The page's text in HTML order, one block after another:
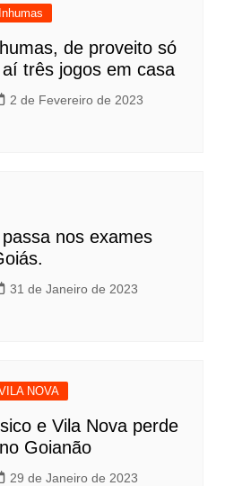
Inhumas
de proveito só
três jogos em casa
2 de Fevereiro de 2023
nos exames
31 de Janeiro de 2023
NOVA
e Vila Nova perde
Goianão
29 de Janeiro de 2023